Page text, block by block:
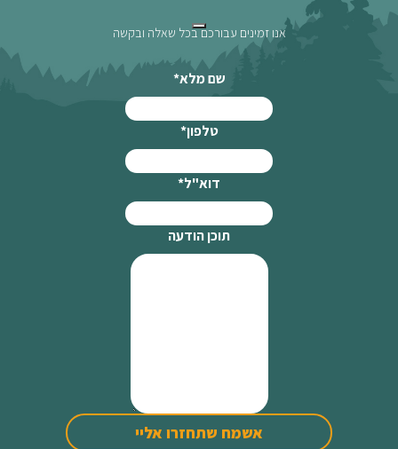
אנו זמינים עבורכם בכל שאלה ובקשה
שם מלא*
טלפון*
דוא"ל*
תוכן הודעה
אשמח שתחזרו אליי